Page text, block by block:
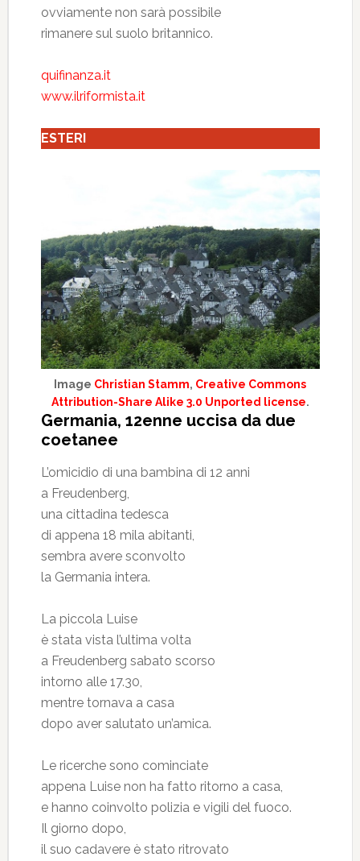
ovviamente non sarà possibile
rimanere sul suolo britannico.
quifinanza.it
www.ilriformista.it
ESTERI
Image Christian Stamm, Creative Commons
Attribution-Share Alike 3.0 Unported license.
Germania, 12enne uccisa da due
coetanee
L’omicidio di una bambina di 12 anni
a Freudenberg,
una cittadina tedesca
di appena 18 mila abitanti,
sembra avere sconvolto
la Germania intera.
La piccola Luise
è stata vista l’ultima volta
a Freudenberg sabato scorso
intorno alle 17.30,
mentre tornava a casa
dopo aver salutato un’amica.
Le ricerche sono cominciate
appena Luise non ha fatto ritorno a casa,
e hanno coinvolto polizia e vigili del fuoco.
Il giorno dopo,
il suo cadavere è stato ritrovato